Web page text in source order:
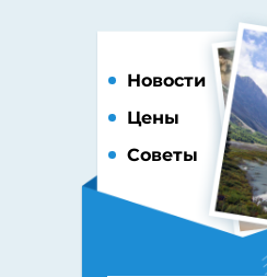
Новости
Цены
Советы